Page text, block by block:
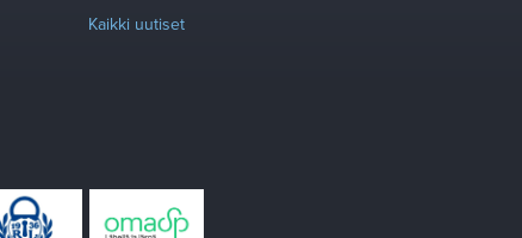
Kaikki uutiset